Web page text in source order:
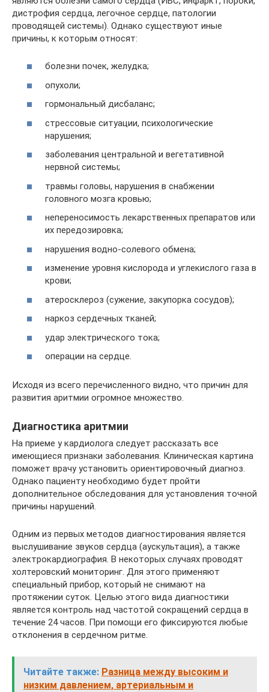
дистрофия сердца, легочное сердце, патологии
проводящей системы). Однако существуют иные
причины, к которым относят:
болезни почек, желудка;
опухоли;
гормональный дисбаланс;
стрессовые ситуации, психологические
нарушения;
заболевания центральной и вегетативной
нервной системы;
травмы головы, нарушения в снабжении
головного мозга кровью;
непереносимость лекарственных препаратов или
их передозировка;
нарушения водно-солевого обмена;
изменение уровня кислорода и углекислого газа в
крови;
атеросклероз (сужение, закупорка сосудов);
наркоз сердечных тканей;
удар электрического тока;
операции на сердце.
Исходя из всего перечисленного видно, что причин для
развития аритмии огромное множество.
Диагностика аритмии
На приеме у кардиолога следует рассказать все
имеющиеся признаки заболевания. Клиническая картина
поможет врачу установить ориентировочный диагноз.
Однако пациенту необходимо будет пройти
дополнительное обследования для установления точной
причины нарушений.
Одним из первых методов диагностирования является
выслушивание звуков сердца (аускультация), а также
электрокардиография. В некоторых случаях проводят
холтеровский мониторинг. Для этого применяют
специальный прибор, который не снимают на
протяжении суток. Целью этого вида диагностики
является контроль над частотой сокращений сердца в
течение 24 часов. При помощи его фиксируются любые
отклонения в сердечном ритме.
Читайте также: Разница между высоким и
низким давлением, артериальным и